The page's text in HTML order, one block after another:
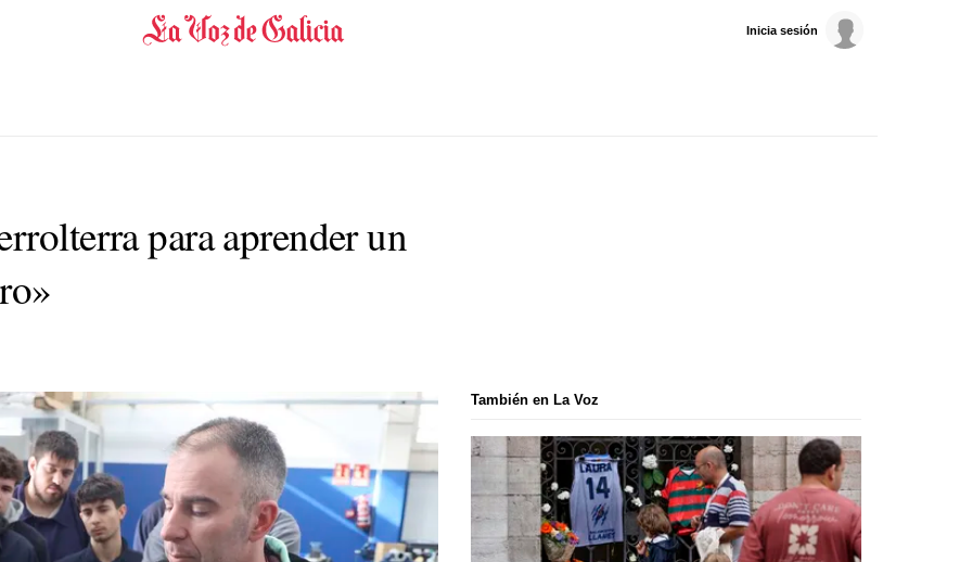
Inicia sesión
para aprender un
También en La Voz